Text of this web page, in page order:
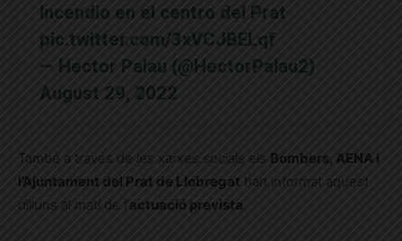
Incendio en el centro del Prat
pic.twitter.com/3xVCJBELqf
— Hector Palau (@HectorPalau2)
August 29, 2022
També a través de les xarxes socials els Bombers, AENA i
l’Ajuntament del Prat de Llobregat han informat aquest
dilluns al matí de l’actuació prevista.